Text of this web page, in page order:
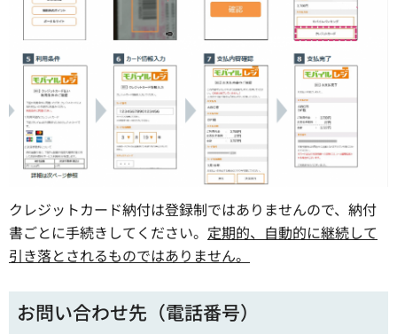
クレジットカード納付は登録制ではありませんので、納付
書ごとに手続きしてください。 定期的、自動的に継続して
引き落とされるものではありません。
お問い合わせ先（電話番号）